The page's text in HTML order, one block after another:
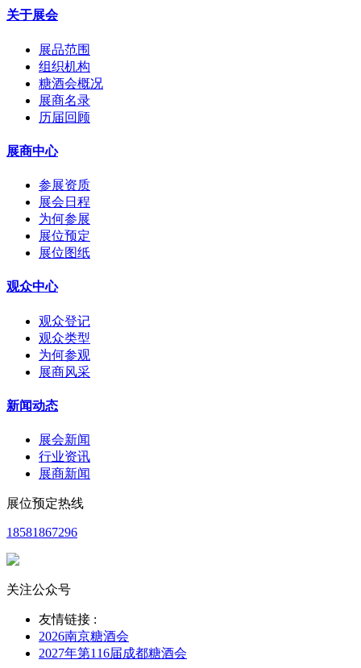
关于展会
展品范围
组织机构
糖酒会概况
展商名录
历届回顾
展商中心
参展资质
展会日程
为何参展
展位预定
展位图纸
观众中心
观众登记
观众类型
为何参观
展商风采
新闻动态
展会新闻
行业资讯
展商新闻
展位预定热线
18581867296
关注公众号
友情链接 :
2026南京糖酒会
2027年第116届成都糖酒会